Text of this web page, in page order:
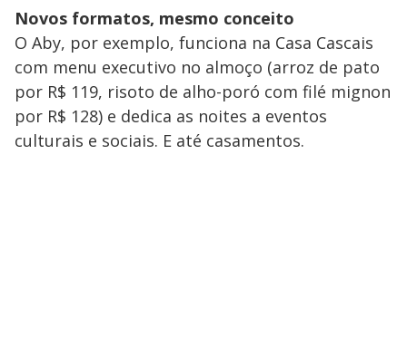
Novos formatos, mesmo conceito
O Aby, por exemplo, funciona na Casa Cascais
com menu executivo no almoço (arroz de pato
por R$ 119, risoto de alho-poró com filé mignon
por R$ 128) e dedica as noites a eventos
culturais e sociais. E até casamentos.